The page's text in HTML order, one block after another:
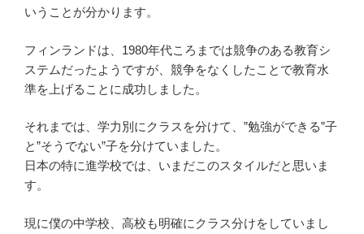
いうことが分かります。
フィンランドは、1980年代ころまでは競争のある教育シ
ステムだったようですが、競争をなくしたことで教育水
準を上げることに成功しました。
それまでは、学力別にクラスを分けて、”勉強ができる”子
と”そうでない”子を分けていました。
日本の特に進学校では、いまだこのスタイルだと思いま
す。
現に僕の中学校、高校も明確にクラス分けをしていまし